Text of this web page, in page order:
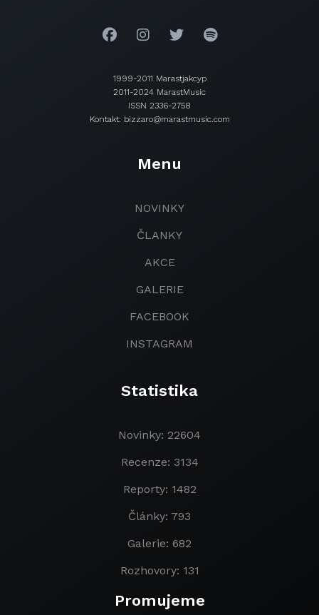
1999-2011 Marastjakcyp
2011-2024 MarastMusic
ISSN 2336-2758
Kontakt: bizzaro@marastmusic.com
Menu
NOVINKY
ČLANKY
AKCE
GALERIE
FACEBOOK
INSTAGRAM
Statistika
Novinky: 22604
Recenze: 3134
Reporty: 1482
Články: 793
Galerie: 682
Rozhovory: 131
Promujeme